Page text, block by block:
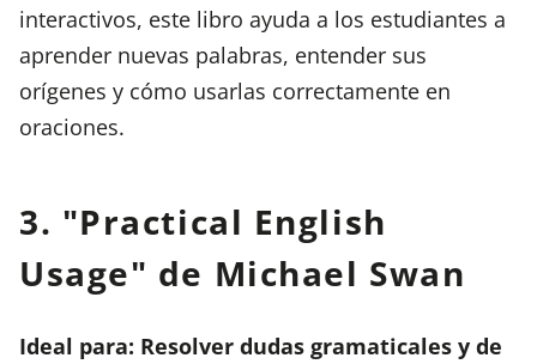
interactivos, este libro ayuda a los estudiantes a
aprender nuevas palabras, entender sus
orígenes y cómo usarlas correctamente en
oraciones.
3. "Practical English
Usage" de Michael Swan
Ideal para: Resolver dudas gramaticales y de